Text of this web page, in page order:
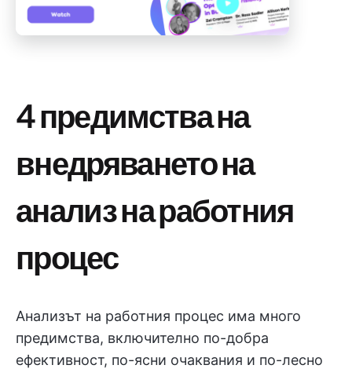
4 предимства на
внедряването на
анализ на работния
процес
Анализът на работния процес има много
предимства, включително по-добра
ефективност, по-ясни очаквания и по-лесно